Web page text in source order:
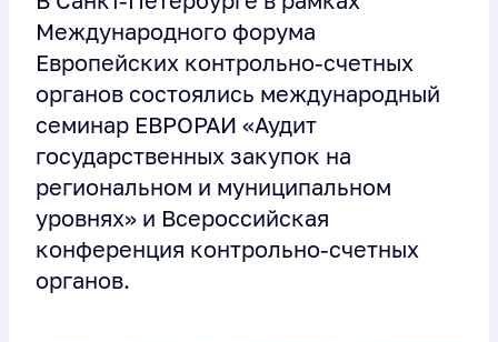
Международного форума
Европейских контрольно-счетных
органов состоялись международный
семинар ЕВРОРАИ «Аудит
государственных закупок на
региональном и муниципальном
уровнях» и Всероссийская
конференция контрольно-счетных
органов.